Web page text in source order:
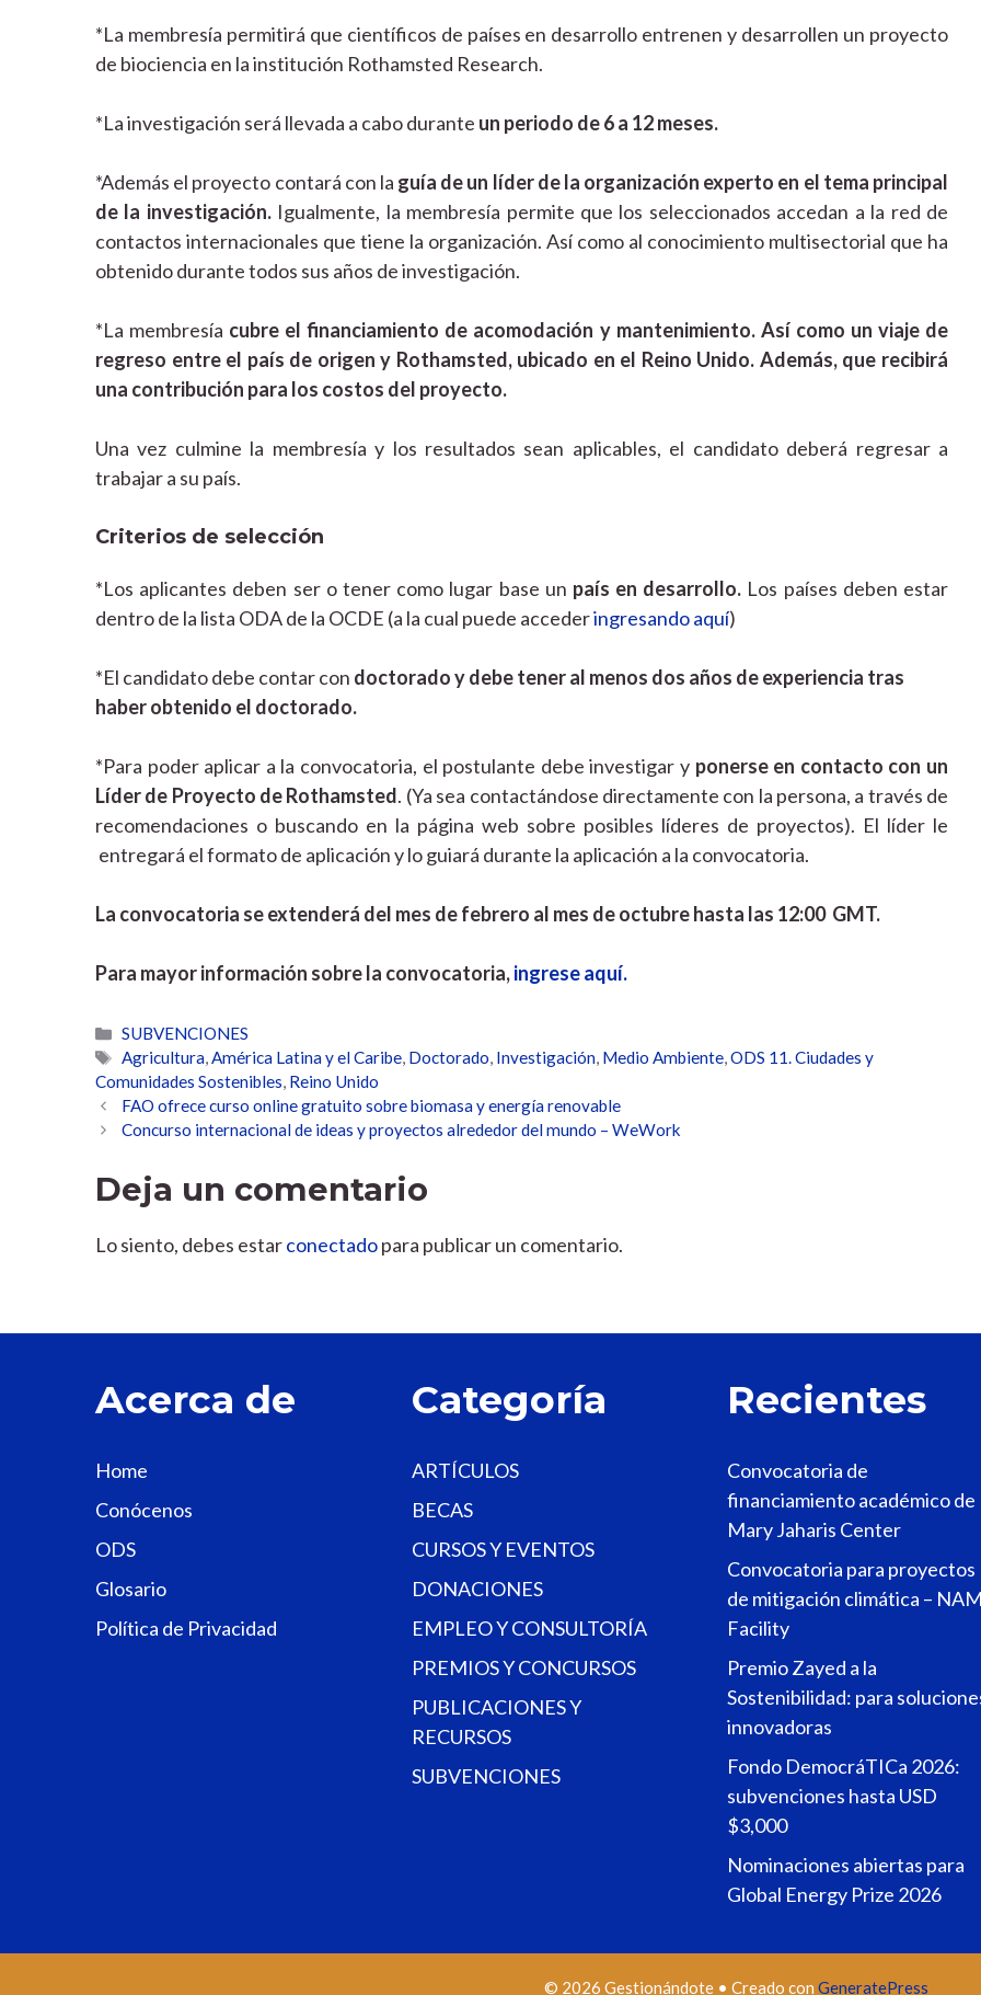
*La membresía permitirá que científicos de países en desarrollo entrenen y desarrollen un proyecto
de biociencia en la institución Rothamsted Research.
*La investigación será llevada a cabo durante un periodo de 6 a 12 meses.
*Además el proyecto contará con la guía de un líder de la organización experto en el tema principal
de la investigación.Igualmente, la membresía permite que los seleccionados accedan a la red de
contactos internacionales que tiene la organización. Así como al conocimiento multisectorial que ha
obtenido durante todos sus años de investigación.
*La membresía cubre el financiamiento de acomodación y mantenimiento. Así como un viaje de
regreso entre el país de origen y Rothamsted, ubicado en el Reino Unido. Además, que recibirá
una contribución para los costos del proyecto.
Una vez culmine la membresía y los resultados sean aplicables, el candidato deberá regresar a
trabajar a su país.
Criterios de selección
*Los aplicantes deben ser o tener como lugar base un país en desarrollo. Los países deben estar
dentro de la lista ODA de la OCDE (a la cual puede accederingresando aquí)
*El candidato debe contar con doctorado y debe tener al menos dos años de experiencia tras
haber obtenido el doctorado.
*Para poder aplicar a la convocatoria, el postulante debe investigar y ponerse en contacto con un
Líder de Proyecto de Rothamsted. (Ya sea contactándose directamente con la persona, a través de
recomendaciones o buscando en la página web sobre posibles líderes de proyectos). El líder le
entregará el formato de aplicación y lo guiará durante la aplicación a la convocatoria.
La convocatoria se extenderá del mes de febrero al mes de octubre hasta las 12:00 GMT.
Para mayor información sobre la convocatoria,ingrese aquí.
Categorías
SUBVENCIONES
Etiquetas
Agricultura,América Latina y el Caribe, Doctorado, Investigación, Medio Ambiente,ODS 11. Ciudades y
Comunidades Sostenibles, Reino Unido
FAO ofrece curso online gratuito sobre biomasa y energía renovable
Concurso internacional de ideas y proyectos alrededor del mundo – WeWork
Deja un comentario
Lo siento, debes estarconectadopara publicar un comentario.
Acerca de
Home
Conócenos
ODS
Glosario
Política de Privacidad
Categoría
ARTÍCULOS
BECAS
CURSOS Y EVENTOS
DONACIONES
EMPLEO Y CONSULTORÍA
PREMIOS Y CONCURSOS
PUBLICACIONES Y
RECURSOS
SUBVENCIONES
Recientes
Convocatoria de
financiamiento académico de
Mary Jaharis Center
Convocatoria para proyectos
de mitigación climática –
Facility
Premio Zayed a la
Sostenibilidad: para
innovadoras
Fondo DemocráTICa 2026:
subvenciones hasta USD
$3,000
Nominaciones abiertas para
Global Energy Prize 2026
© 2026 Gestionándote• Creado con GeneratePress